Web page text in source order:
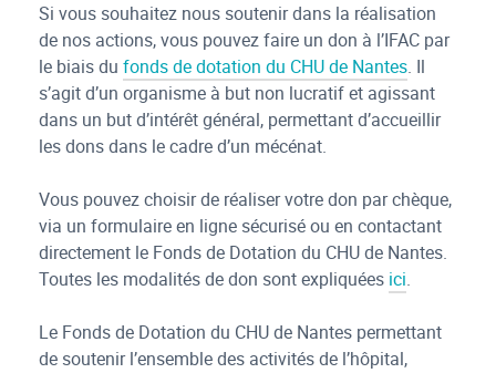
Si vous souhaitez nous soutenir dans la réalisation
de nos actions, vous pouvez faire un don à l’IFAC par
le biais dufonds de dotation du CHU de Nantes. Il
s’agit d’un organisme à but non lucratif et agissant
dans un but d’intérêt général, permettant d’accueillir
les dons dans le cadre d’un mécénat.
Vous pouvez choisir de réaliser votre don par chèque,
via un formulaire en ligne sécurisé ou en contactant
directement le Fonds de Dotation du CHU de Nantes.
Toutes les modalités de don sont expliquées ici.
Le Fonds de Dotation du CHU de Nantes permettant
de soutenir l’ensemble des activités de l’hôpital,